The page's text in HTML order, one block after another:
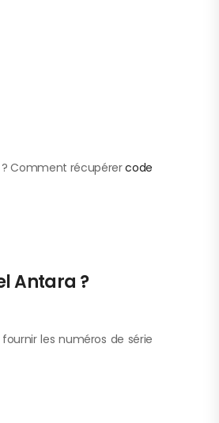
? Comment récupérercode
Antara ?
les numéros de série